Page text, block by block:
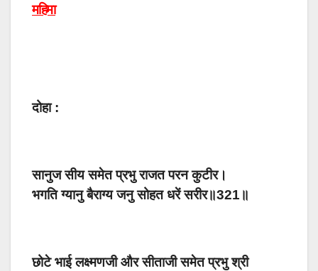
महिमा
दोहा :
सानुज सीय समेत प्रभु राजत परन कुटीर।
भगति ग्यानु बैराग्य जनु सोहत धरें सरीर॥321॥
छोटे भाई लक्ष्मणजी और सीताजी समेत प्रभु श्री